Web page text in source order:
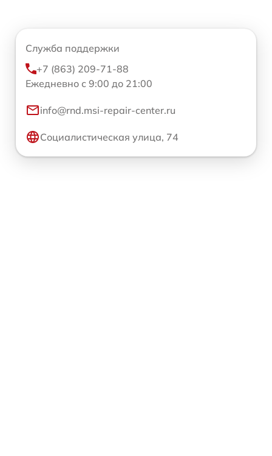
Служба поддержки
+7 (863) 209-71-88
Ежедневно с 9:00 до 21:00
info@rnd.msi-repair-center.ru
Социалистическая улица, 74